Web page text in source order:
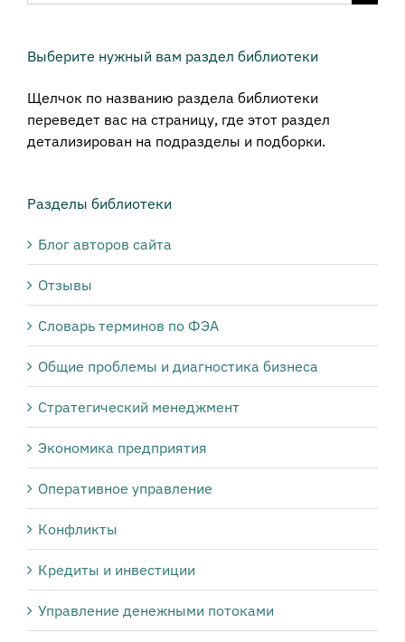
поиска:
Выберите нужный вам раздел библиотеки
Щелчок по названию раздела библиотеки
переведет вас на страницу, где этот раздел
детализирован на подразделы и подборки.
Разделы библиотеки
Блог авторов сайта
Отзывы
Словарь терминов по ФЭА
Общие проблемы и диагностика бизнеса
Стратегический менеджмент
Экономика предприятия
Оперативное управление
Конфликты
Кредиты и инвестиции
Управление денежными потоками